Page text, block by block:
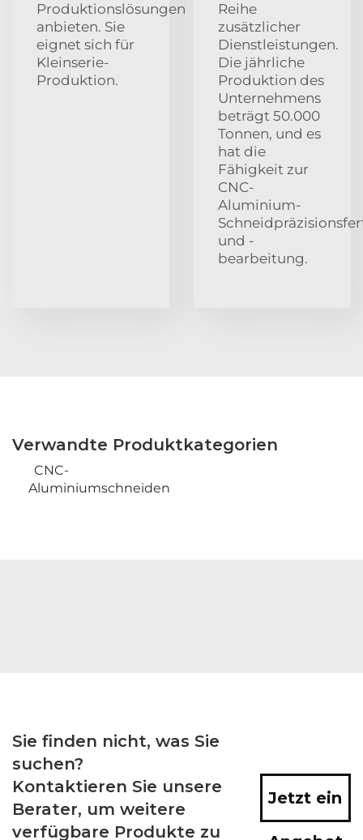
Produktionslösungen
anbieten. Sie
eignet sich für
Kleinserie-
Produktion.
Reihe
zusätzlicher
Dienstleistungen.
Die jährliche
Produktion des
Unternehmens
beträgt 50.000
Tonnen, und es
hat die
Fähigkeit zur
CNC-
Aluminium-
und -
bearbeitung.
Verwandte Produktkategorien
CNC-
Aluminiumschneiden
Sie finden nicht, was Sie
suchen?
Kontaktieren Sie unsere
Berater, um weitere
verfügbare Produkte zu
Jetzt ein